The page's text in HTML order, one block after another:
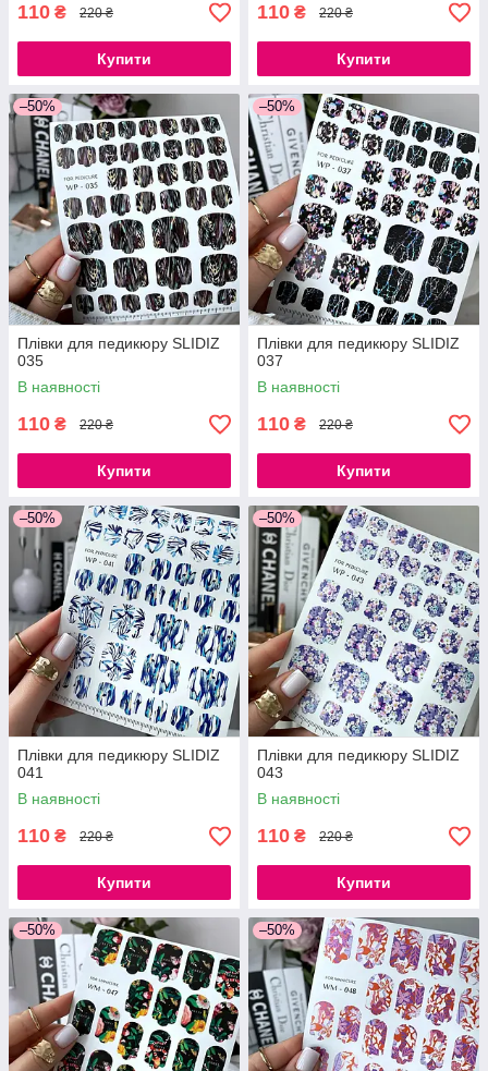
110 ₴ 220 ₴
Купити
110 ₴ 220 ₴
Купити
–50%
Плівки для педикюру SLIDIZ
035
В наявності
110 ₴ 220 ₴
Купити
–50%
Плівки для педикюру SLIDIZ
037
В наявності
110 ₴ 220 ₴
Купити
–50%
Плівки для педикюру SLIDIZ
041
В наявності
110 ₴ 220 ₴
Купити
–50%
Плівки для педикюру SLIDIZ
043
В наявності
110 ₴ 220 ₴
Купити
–50% –50%